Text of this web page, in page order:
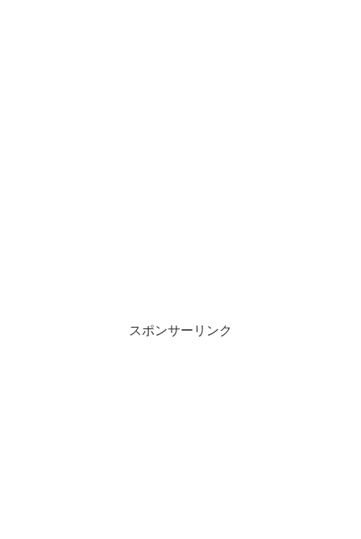
スポンサーリンク